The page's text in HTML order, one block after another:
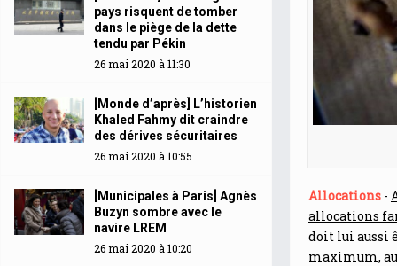
Allocations -
allocations
doit lui aussi
maximum,
pays risquent de tomber
dans le piège de la dette
tendu par Pékin
26 mai 2020 à 11:30
[Monde d’après] L’historien
Khaled Fahmy dit craindre
des dérives sécuritaires
26 mai 2020 à 10:55
[Municipales à Paris] Agnès
Buzyn sombre avec le
navire LREM
26 mai 2020 à 10:20